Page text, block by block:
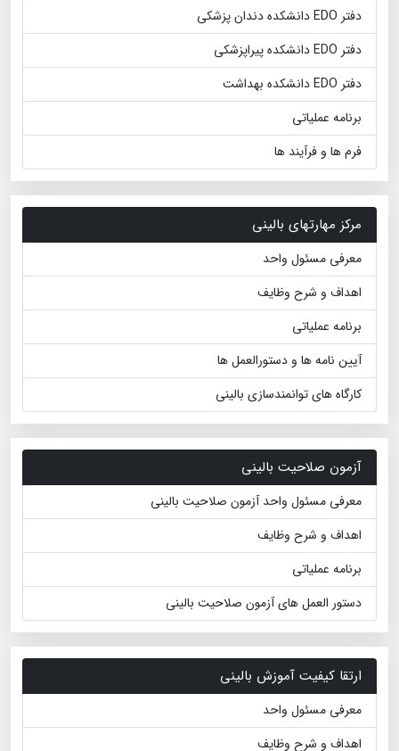
دفتر EDO دانشکده دندان پزشکی
دفتر EDO دانشکده پیراپزشکی
دفتر EDO دانشکده بهداشت
برنامه عملیاتی
فرم ها و فرآیند ها
مرکز مهارتهای بالینی
معرفی مسئول واحد
اهداف و شرح وظایف
برنامه عملیاتی
آیین نامه ها و دستورالعمل ها
کارگاه های توانمندسازی بالینی
آزمون صلاحیت بالینی
معرفی مسئول واحد آزمون صلاحیت بالینی
اهداف و شرح وظایف
برنامه عملیاتی
دستور العمل های آزمون صلاحیت بالینی
ارتقا کیفیت آموزش بالینی
معرفی مسئول واحد
اهداف و شرح وظایف